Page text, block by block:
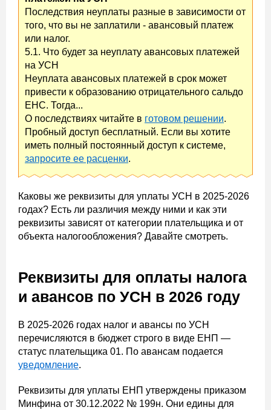
Последствия неуплаты разные в зависимости от
того, что вы не заплатили - авансовый платеж
или налог.
5.1. Что будет за неуплату авансовых платежей
на УСН
Неуплата авансовых платежей в срок может
привести к образованию отрицательного сальдо
ЕНС. Тогда...
О последствиях читайте в готовом решении.
Пробный доступ бесплатный. Если вы хотите
иметь полный постоянный доступ к системе,
запросите ее расценки.
Каковы же реквизиты для уплаты УСН в 2025-2026
годах? Есть ли различия между ними и как эти
реквизиты зависят от категории плательщика и от
объекта налогообложения? Давайте смотреть.
Реквизиты для оплаты налога
и авансов по УСН в 2026 году
В 2025-2026 годах налог и авансы по УСН
перечисляются в бюджет строго в виде ЕНП —
статус плательщика 01. По авансам подается
уведомление.
Реквизиты для уплаты ЕНП утверждены приказом
Минфина от 30.12.2022 № 199н. Они едины для